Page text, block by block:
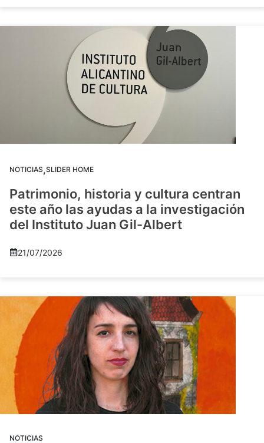
NOTICIAS,SLIDER HOME
Patrimonio, historia y cultura centran
este año las ayudas a la investigación
del Instituto Juan Gil-Albert
21/07/2026
NOTICIAS